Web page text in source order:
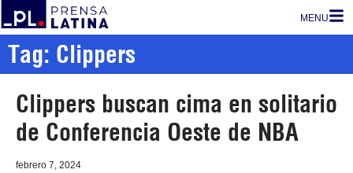
MENU
Tag: Clippers
Clippers buscan cima en solitario
de Conferencia Oeste de NBA
febrero 7, 2024